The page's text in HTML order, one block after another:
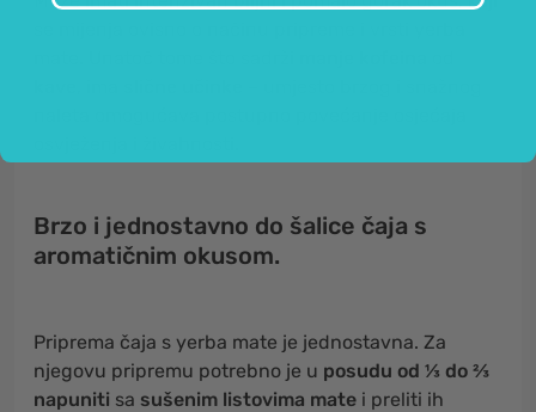
Brzo i jednostavno do šalice čaja s
aromatičnim okusom.
Priprema čaja s yerba mate je jednostavna. Za
njegovu pripremu potrebno je u posudu od ⅓ do ⅔
napuniti sa sušenim listovima mate i preliti ih